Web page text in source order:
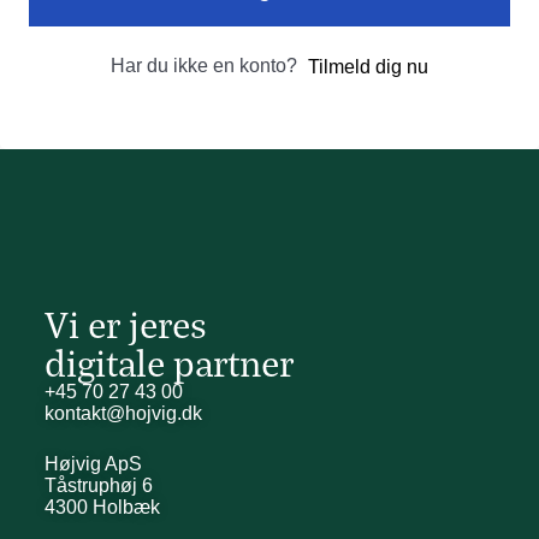
Har du ikke en konto? Tilmeld dig nu
Vi er jeres
digitale partner
+45 70 27 43 00
kontakt@hojvig.dk
Højvig ApS
Tåstruphøj 6
4300 Holbæk